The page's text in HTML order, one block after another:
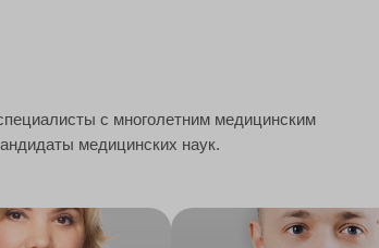
с многолетним медицинским
медицинских наук.